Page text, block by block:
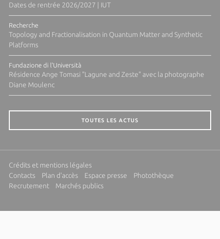
Dates de rentrée 2026/2027 | IUT
Recherche
Topology and Fractionalisation in Quantum Matter and Synthetic
Platforms
Fundazione di l'Università
Résidence Ange Tomasi "Lagune and Zeste" avec la photographe
Diane Moulenc
TOUTES LES ACTUS
Crédits et mentions légales
Contacts
Plan d'accès Espace presse
Photothèque
Recrutement
Marchés publics